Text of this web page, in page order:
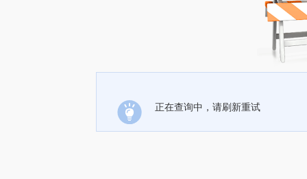
正在查询中，请刷新重试